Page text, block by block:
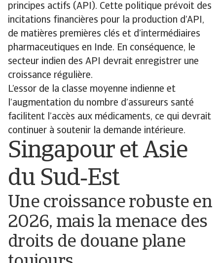
principes actifs (API). Cette politique prévoit des
incitations financières pour la production d’API,
de matières premières clés et d’intermédiaires
pharmaceutiques en Inde. En conséquence, le
secteur indien des API devrait enregistrer une
croissance régulière.
L’essor de la classe moyenne indienne et
l’augmentation du nombre d’assureurs santé
facilitent l’accès aux médicaments, ce qui devrait
continuer à soutenir la demande intérieure.
Singapour et Asie
du Sud‑Est
Une croissance robuste en
2026, mais la menace des
droits de douane plane